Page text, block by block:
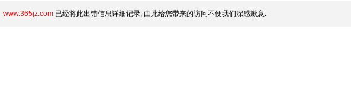
www.365jz.com已经将此出错信息详细记录, 由此给您带来的访问不便我们深感歉意.